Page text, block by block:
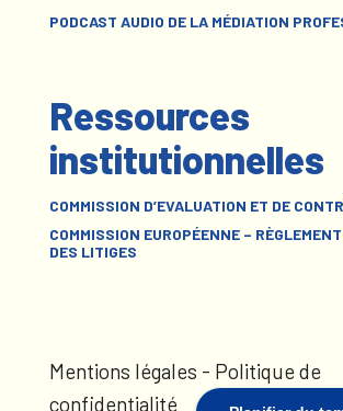
PODCAST AUDIO DE LA MÉDIATION
Ressources
institutionnelles
COMMISSION D’EVALUATION ET DE
COMMISSION EUROPÉENNE –
DES LITIGES
Mentions légales - Politique de
confidentialité